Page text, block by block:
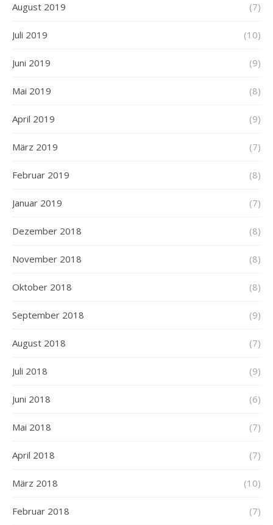
August 2019 (7)
Juli 2019 (10)
Juni 2019 (9)
Mai 2019 (8)
April 2019 (9)
März 2019 (7)
Februar 2019 (8)
Januar 2019 (7)
Dezember 2018 (8)
November 2018 (8)
Oktober 2018 (8)
September 2018 (9)
August 2018 (7)
Juli 2018 (9)
Juni 2018 (6)
Mai 2018 (7)
April 2018 (7)
März 2018 (10)
Februar 2018 (7)